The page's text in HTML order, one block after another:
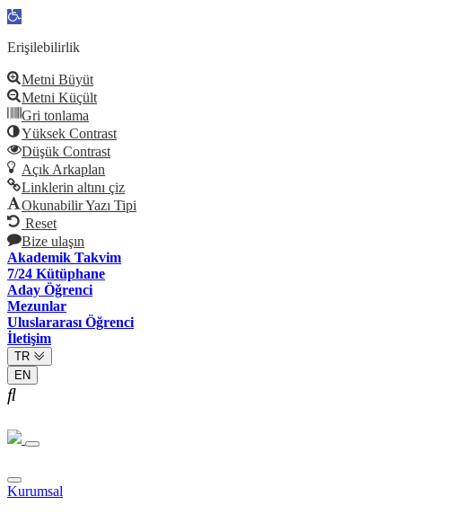
Open
Erişilebilirlik
Metni Büyüt
Metni Küçült
Gri tonlama
Yüksek Contrast
Düşük Contrast
Açık Arkaplan
Linklerin altını çiz
Okunabilir Yazı Tipi
Reset
Bize ulaşın
Akademik Takvim
7/24 Kütüphane
Aday Öğrenci
Mezunlar
Uluslararası Öğrenci
İletişim
TR
EN
Kurumsal